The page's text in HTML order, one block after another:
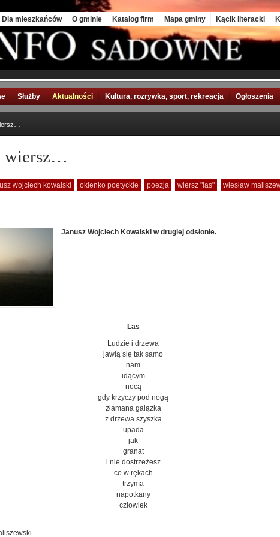
Dla mieszkańców O gminie Katalog firm Mapa gminy Kącik literacki
Służby Aktualności Kultura, rozrywka, sport, rekreacja Ogłoszenia
wiersz…
wojciech kowalski okienko poetyckie poezja wiersz "las" wiesław
Janusz Wojciech Kowalski w drugiej odsłonie.
Las
Ludzie i drzewa
jawią się tak samo
nam
idącym
nocą
gdy krzyczy pod nogą
złamana gałązka
z drzewa szyszka
upada
jak
granat
i nie dostrzeżesz
co w rękach
trzyma
napotkany
człowiek